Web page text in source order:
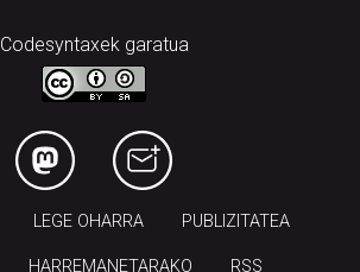
Codesyntaxek garatua
LEGE OHARRA PUBLIZITATEA
HARREMANETARAKO RSS